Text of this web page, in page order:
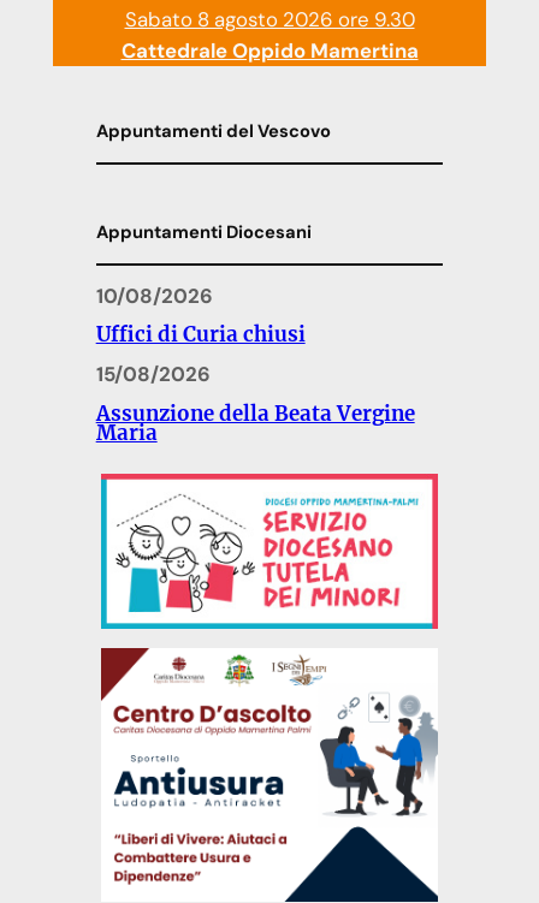
Sabato 8 agosto 2026 ore 9.30
Cattedrale Oppido Mamertina
Appuntamenti del Vescovo
Appuntamenti Diocesani
10/08/2026
Uffici di Curia chiusi
15/08/2026
Assunzione della Beata Vergine
Maria